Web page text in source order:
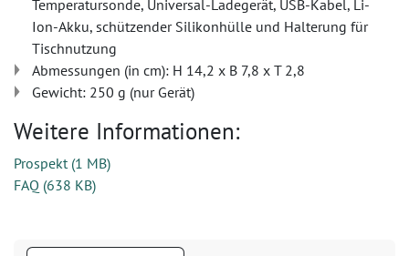
Temperatursonde, Universal-Ladegerät, USB-Kabel, Li-
Ion-Akku, schützender Silikonhülle und Halterung für
Tischnutzung
Abmessungen (in cm): H 14,2 x B 7,8 x T 2,8
Gewicht: 250 g (nur Gerät)
Weitere Informationen:
Prospekt(1 MB)
FAQ (638 KB)